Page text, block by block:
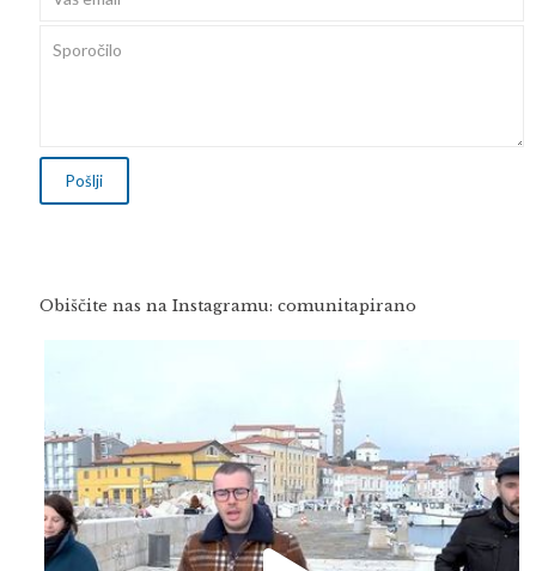
Obiščite nas na Instagramu: comunitapirano